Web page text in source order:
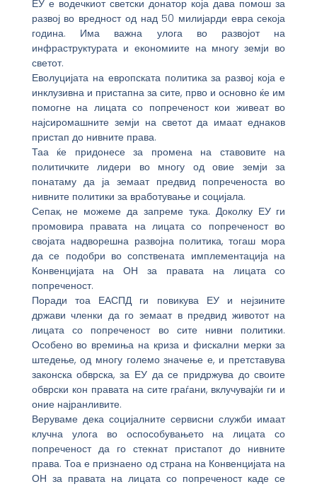
ЕУ е водечкиот светски донатор која дава помош за
развој во вредност од над 50 милијарди евра секоја
година. Има важна улога во развојот на
инфраструктурата и економиите на многу земји во
светот.
Еволуцијата на европската политика за развој која е
инклузивна и пристапна за сите, прво и основно ќе им
помогне на лицата со попреченост кои живеат во
најсиромашните земји на светот да имаат еднаков
пристап до нивните права.
Таа ќе придонесе за промена на ставовите на
политичките лидери во многу од овие земји за
понатаму да ја земаат предвид попреченоста во
нивните политики за вработување и социјала.
Сепак, не можеме да запреме тука. Доколку ЕУ ги
промовира правата на лицата со попреченост во
својата надворешна развојна политика, тогаш мора
да се подобри во сопствената имплементација на
Конвенцијата на ОН за правата на лицата со
попреченост.
Поради тоа ЕАСПД ги повикува ЕУ и нејзините
држави членки да го земаат в предвид животот на
лицата со попреченост во сите нивни политики.
Особено во времиња на криза и фискални мерки за
штедење, од многу големо значење е, и претставува
законска обврска, за ЕУ да се придржува до своите
обврски кон правата на сите граѓани, вклучувајќи ги и
оние најранливите.
Веруваме дека социјалните сервисни служби имаат
клучна улога во оспособувањето на лицата со
попреченост да го стекнат пристапот до нивните
права. Тоа е признаено од страна на Конвенцијата на
ОН за правата на лицата со попреченост каде се